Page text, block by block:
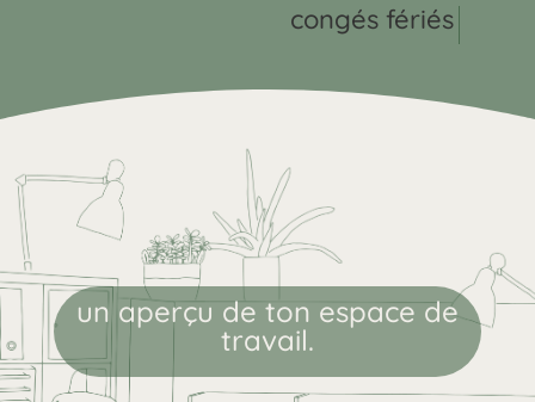
congés fériés
un aperçu de ton espace de
travail.